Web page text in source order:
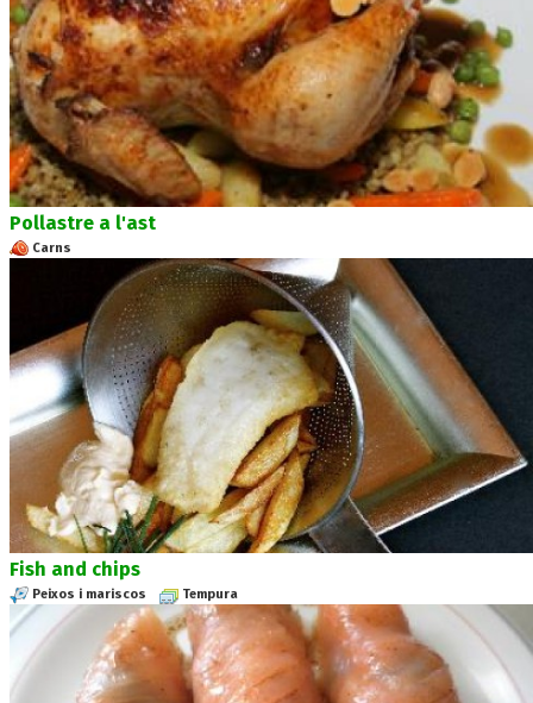
Pollastre a l'ast
Carns
Fish and chips
Peixos i mariscos Tempura